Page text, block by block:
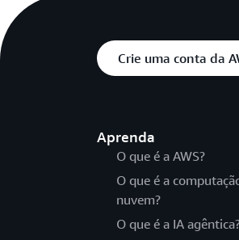
Crie uma conta da
Aprenda
O que é a AWS?
O que é a
nuvem?
O que é a IA